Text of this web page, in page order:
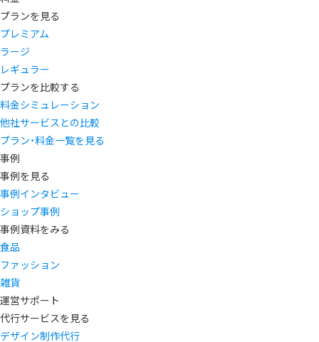
プランを見る
プレミアム
ラージ
レギュラー
プランを比較する
料金シミュレーション
他社サービスとの比較
プラン・料金一覧を見る
事例
事例を見る
事例インタビュー
ショップ事例
事例資料をみる
食品
ファッション
雑貨
運営サポート
代行サービスを見る
デザイン制作代行